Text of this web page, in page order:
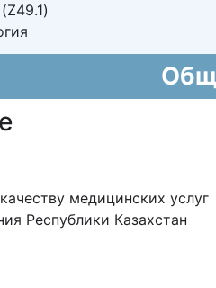
медицинских услуг
Республики Казахстан